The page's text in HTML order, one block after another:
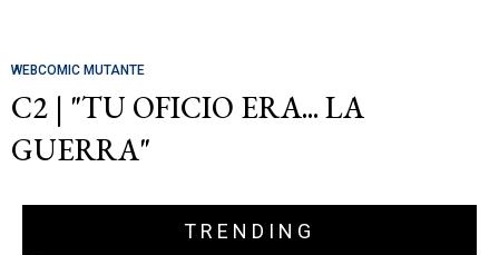
WEBCOMIC MUTANTE
C2 | "TU OFICIO ERA... LA
GUERRA"
TRENDING